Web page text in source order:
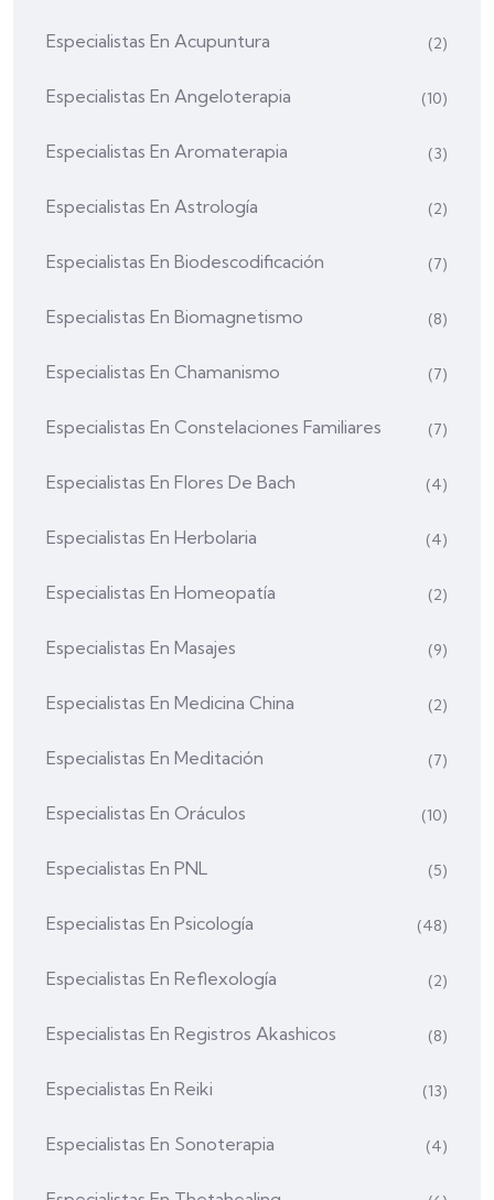
Especialistas En Acupuntura (2)
Especialistas En Angeloterapia (10)
Especialistas En Aromaterapia (3)
Especialistas En Astrología (2)
Especialistas En Biodescodificación (7)
Especialistas En Biomagnetismo (8)
Especialistas En Chamanismo (7)
Especialistas En Constelaciones Familiares (7)
Especialistas En Flores De Bach (4)
Especialistas En Herbolaria (4)
Especialistas En Homeopatía (2)
Especialistas En Masajes (9)
Especialistas En Medicina China (2)
Especialistas En Meditación (7)
Especialistas En Oráculos (10)
Especialistas En PNL (5)
Especialistas En Psicología (48)
Especialistas En Reflexología (2)
Especialistas En Registros Akashicos (8)
Especialistas En Reiki (13)
Especialistas En Sonoterapia (4)